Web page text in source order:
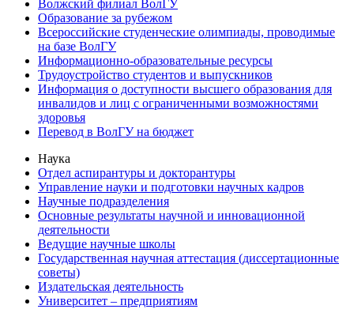
Волжский филиал ВолГУ
Образование за рубежом
Всероссийские студенческие олимпиады, проводимые
на базе ВолГУ
Информационно-образовательные ресурсы
Трудоустройство студентов и выпускников
Информация о доступности высшего образования для
инвалидов и лиц с ограниченными возможностями
здоровья
Перевод в ВолГУ на бюджет
Наука
Отдел аспирантуры и докторантуры
Управление науки и подготовки научных кадров
Научные подразделения
Основные результаты научной и инновационной
деятельности
Ведущие научные школы
Государственная научная аттестация (диссертационные
советы)
Издательская деятельность
Университет – предприятиям